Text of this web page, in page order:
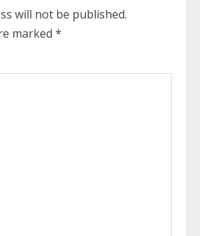
will not be published.
marked *